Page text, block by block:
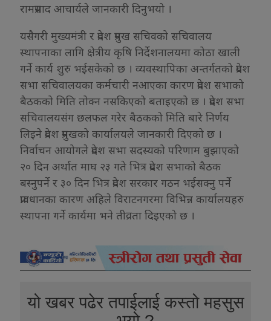
रामप्रसाद आचार्यले जानकारी दिनुभयो ।
यसैगरी मुख्यमंत्री र प्रदेश प्रमुख सचिवको सचिवालय
स्थापनाका लागि क्षेत्रीय कृषि निर्देशनालयमा कोठा खाली
गर्ने कार्य शुरु भईसकेको छ । व्यवस्थापिका अन्तर्गतको प्रदेश
सभा सचिवालयका कर्मचारी नआएका कारण प्रदेश सभाको
बैठकको मिति तोक्न नसकिएको बताइएको छ । प्रदेश सभा
सचिवालयसंग छलफल गरेर बैठकको मिति बारे निर्णय
लिइने प्रदेश प्रमुखको कार्यालयले जानकारी दिएको छ ।
निर्वाचन आयोगले प्रदेश सभा सदस्यको परिणाम बुझाएको
२० दिन अर्थात माघ २३ गते भित्र प्रदेश सभाको बैठक
बस्नुपर्ने र ३० दिन भित्र प्रदेश सरकार गठन भईसक्नु पर्ने
प्रावधानका कारण अहिले विराटनगरमा विभिन्न कार्यालयहरु
स्थापना गर्ने कार्यमा भने तीव्रता दिइएको छ ।
यो खबर पढेर तपाईलाई कस्तो महसुस